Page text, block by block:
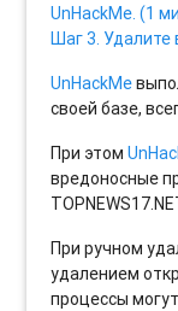
UnHackMe. (1
Шаг 3.
UnHackMe
своей базе,
При этом
вредоносные
При ручном
удалением
процессы